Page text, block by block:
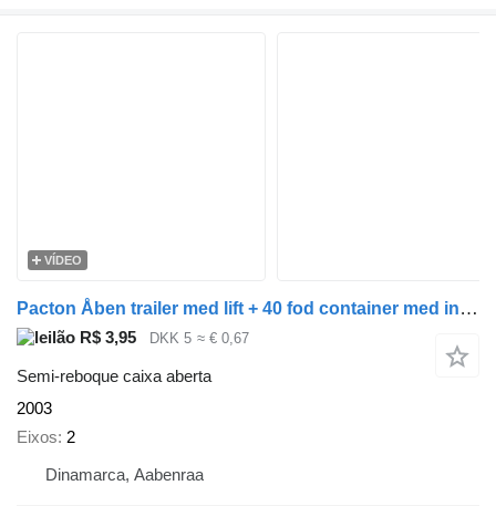
VÍDEO
Pacton Åben trailer med lift + 40 fod container med indhold
R$ 3,95 DKK 5 ≈ € 0,67
Semi-reboque caixa aberta
2003
Eixos 2
Dinamarca, Aabenraa